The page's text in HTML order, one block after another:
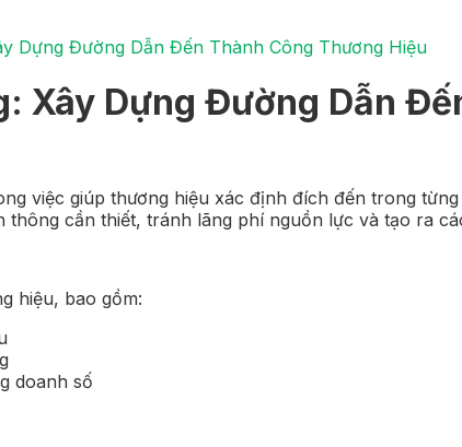
Dựng Đường Dẫn Đến Thành Công Thương Hiệu
Xây Dựng Đường Dẫn
việc giúp thương hiệu xác định đích đến trong
cần thiết, tránh lãng phí nguồn lực và tạo ra
hiệu, bao gồm:
doanh số